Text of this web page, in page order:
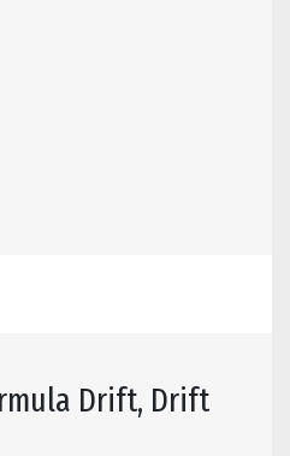
Drift, Drift